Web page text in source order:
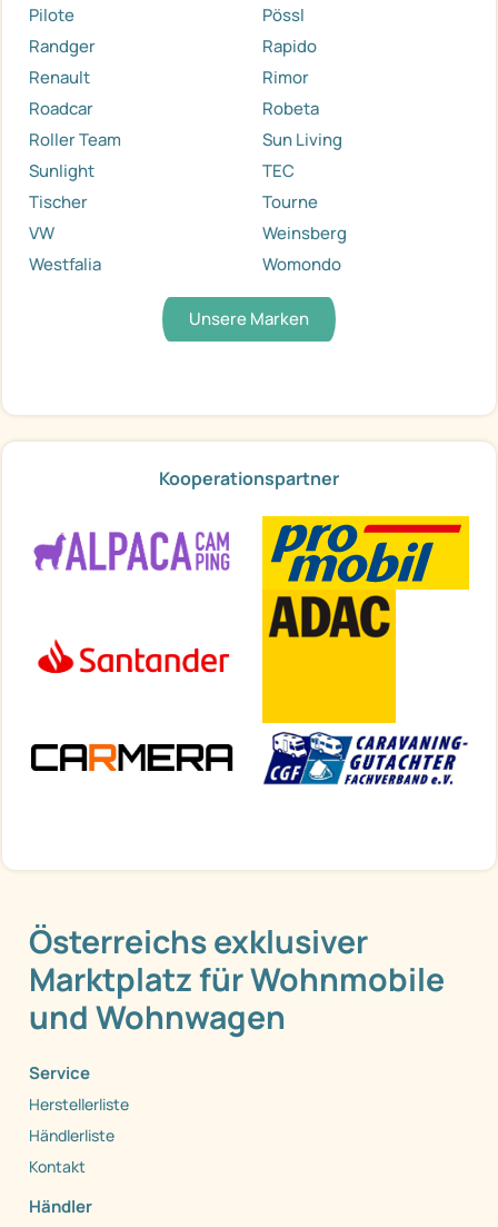
Pilote
Pössl
Randger
Rapido
Renault
Rimor
Roadcar
Robeta
Roller Team
Sun Living
Sunlight
TEC
Tischer
Tourne
VW
Weinsberg
Westfalia
Womondo
Unsere Marken
Kooperationspartner
Österreichs exklusiver
Marktplatz für Wohnmobile
und Wohnwagen
Service
Herstellerliste
Händlerliste
Kontakt
Händler